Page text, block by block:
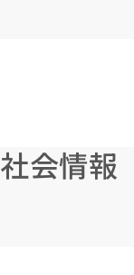
社会情報